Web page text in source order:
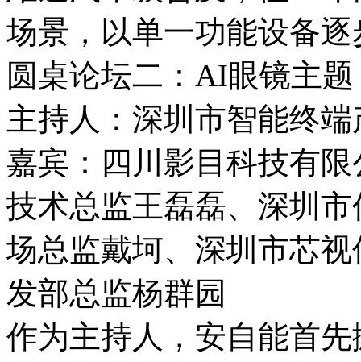
场景，以单一功能设备
圆桌论坛二：AI眼镜主题
主持人：深圳市智能终
嘉宾：四川影目科技有
技术总监王磊磊、深圳
场总监戴坷、深圳市芯
发部总监杨群园
作为主持人，安自能首